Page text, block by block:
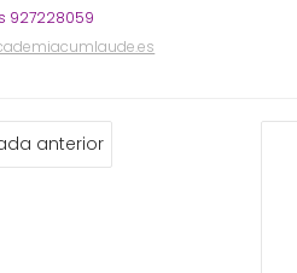
927228059
anterior